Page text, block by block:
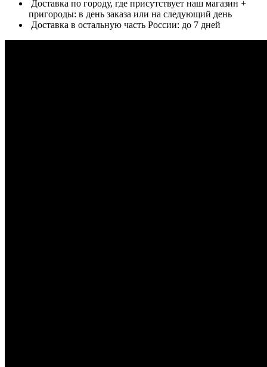
Доставка по городу, где присутствует наш магазин +
пригороды: в день заказа или на следующий день
Доставка в остальную часть России: до 7 дней